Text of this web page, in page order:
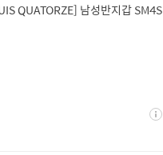
QUATORZE] 남성반지갑 SM4S
상